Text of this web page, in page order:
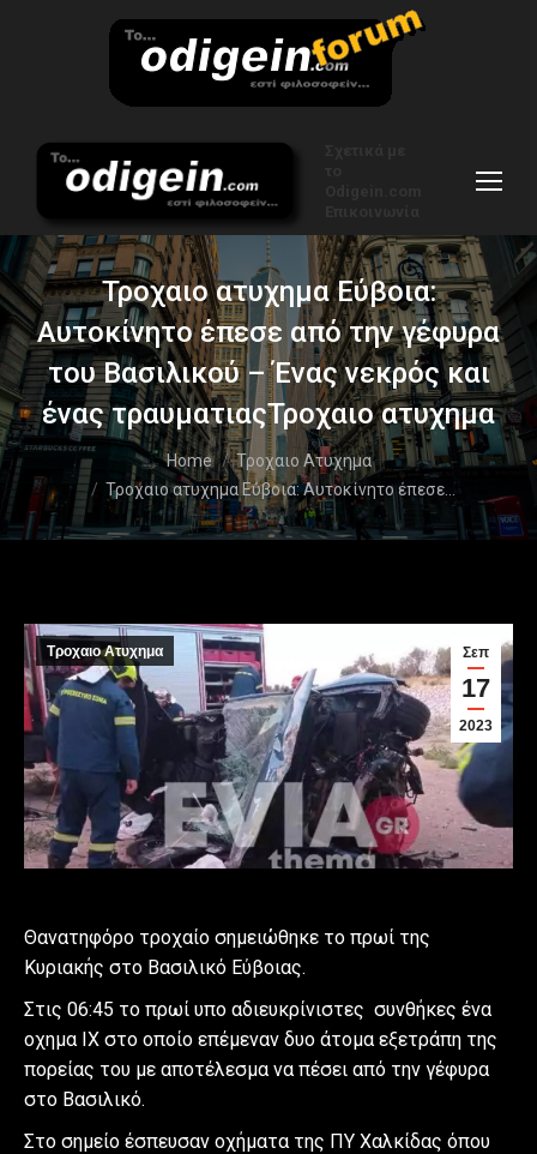
Τροχαιο ατυχημα Εύβοια:
Αυτοκίνητο έπεσε από την γέφυρα
του Βασιλικού – Ένας νεκρός και
ένας τραυματιαςΤροχαιο ατυχημα
You are here: Home
Τροχαιο Ατυχημα
Τροχαιο ατυχημα Εύβοια: Αυτοκίνητο έπεσε…
Σεπ
17
2023
Τροχαιο Ατυχημα
Θανατηφόρο τροχαίο σημειώθηκε το πρωί της
Κυριακής στο Βασιλικό Εύβοιας.
Στις 06:45 το πρωί υπο αδιευκρίνιστες συνθήκες ένα
οχημα ΙΧ στο οποίο επέμεναν δυο άτομα εξετράπη της
πορείας του με αποτέλεσμα να πέσει από την γέφυρα
στο Βασιλικό.
Στο σημείο έσπευσαν οχήματα της ΠΥ Χαλκίδας όπου